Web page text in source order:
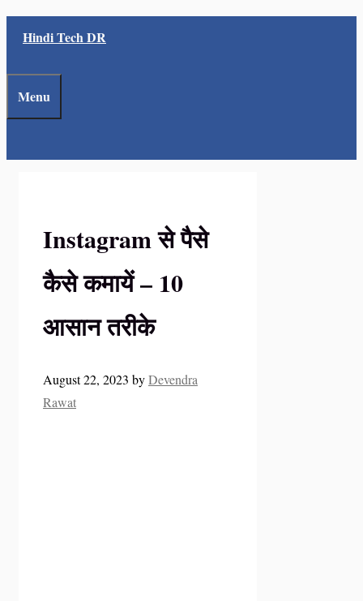
content
Hindi Tech DR
Menu
Instagram से पैसे
कैसे कमायें – 10
आसान तरीके
August 22, 2023 byDevendra
Rawat